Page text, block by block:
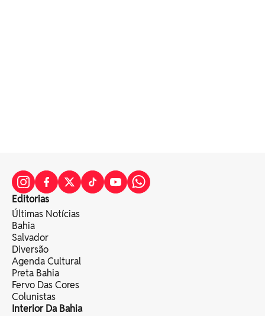
Editorias
Últimas Notícias
Bahia
Salvador
Diversão
Agenda Cultural
Preta Bahia
Fervo Das Cores
Colunistas
Interior Da Bahia